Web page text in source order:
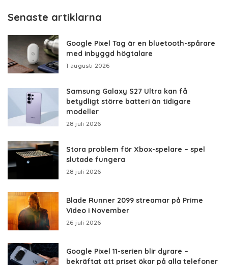
Senaste artiklarna
Google Pixel Tag är en bluetooth-spårare
med inbyggd högtalare
1 augusti 2026
Samsung Galaxy S27 Ultra kan få
betydligt större batteri än tidigare
modeller
28 juli 2026
Stora problem för Xbox-spelare – spel
slutade fungera
28 juli 2026
Blade Runner 2099 streamar på Prime
Video i November
26 juli 2026
Google Pixel 11-serien blir dyrare –
bekräftat att priset ökar på alla telefoner